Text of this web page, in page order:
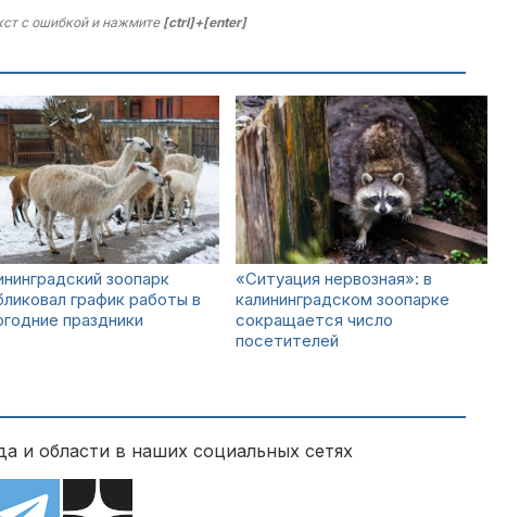
с ошибкой и нажмите [ctrl]+[enter]
зоопарк
график работы в
праздники
«Ситуация нервозная»: в
калининградском зоопарке
сокращается число
посетителей
и области в наших социальных сетях